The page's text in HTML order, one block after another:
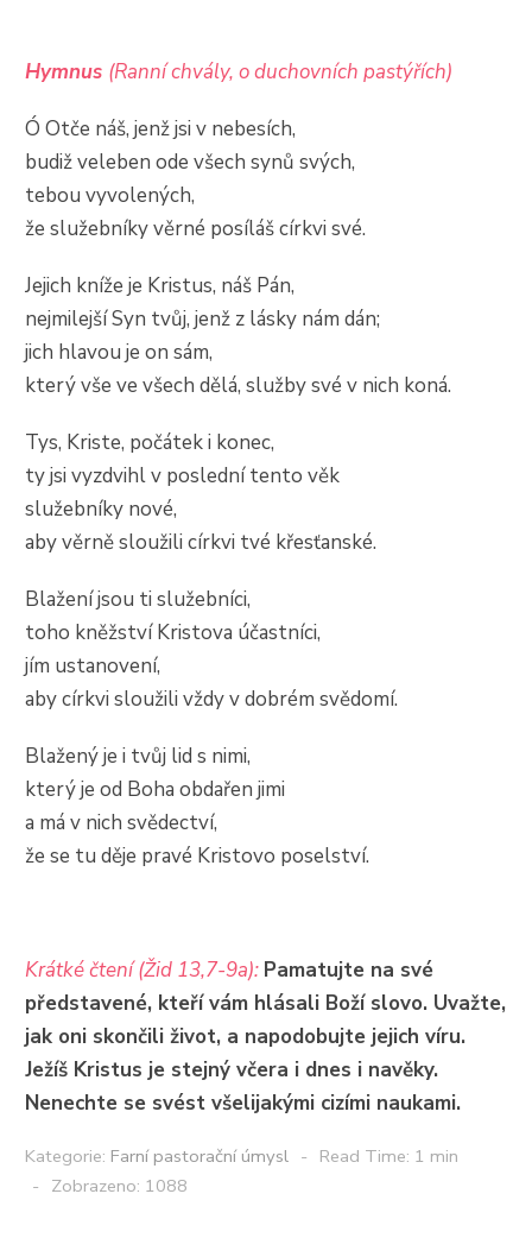
Hymnus (Ranní chvály, o duchovních pastýřích)
Ó Otče náš, jenž jsi v nebesích,
budiž veleben ode všech synů svých,
tebou vyvolených,
že služebníky věrné posíláš církvi své.
Jejich kníže je Kristus, náš Pán,
nejmilejší Syn tvůj, jenž z lásky nám dán;
jich hlavou je on sám,
který vše ve všech dělá, služby své v nich koná.
Tys, Kriste, počátek i konec,
ty jsi vyzdvihl v poslední tento věk
služebníky nové,
aby věrně sloužili církvi tvé křesťanské.
Blažení jsou ti služebníci,
toho kněžství Kristova účastníci,
jím ustanovení,
aby církvi sloužili vždy v dobrém svědomí.
Blažený je i tvůj lid s nimi,
který je od Boha obdařen jimi
a má v nich svědectví,
že se tu děje pravé Kristovo poselství.
Krátké čtení (Žid 13,7-9a): Pamatujte na své
představené, kteří vám hlásali Boží slovo. Uvažte,
jak oni skončili život, a napodobujte jejich víru.
Ježíš Kristus je stejný včera i dnes i navěky.
Nenechte se svést všelijakými cizími naukami.
Kategorie: Farní pastorační úmysl
Read Time: 1 min
Zobrazeno: 1088